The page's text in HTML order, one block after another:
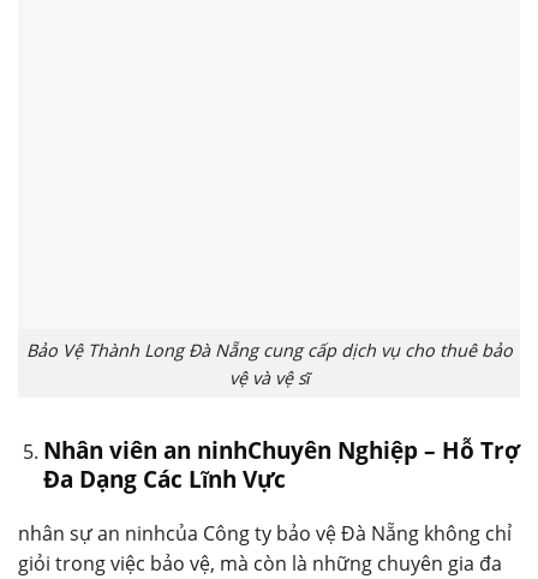
Bảo Vệ Thành Long Đà Nẵng cung cấp dịch vụ cho thuê bảo
vệ và vệ sĩ
Nhân viên an ninhChuyên Nghiệp – Hỗ Trợ
Đa Dạng Các Lĩnh Vực
nhân sự an ninhcủa Công ty bảo vệ Đà Nẵng không chỉ
giỏi trong việc bảo vệ, mà còn là những chuyên gia đa